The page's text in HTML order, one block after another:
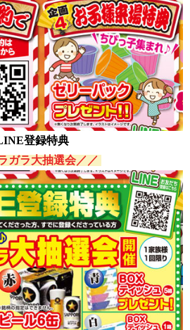
登録特典
ガラ大抽選会／／